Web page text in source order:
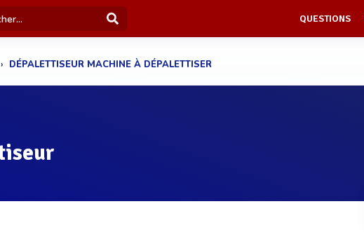
QUESTIONS
DÉPALETTISEUR MACHINE À DÉPALETTISER